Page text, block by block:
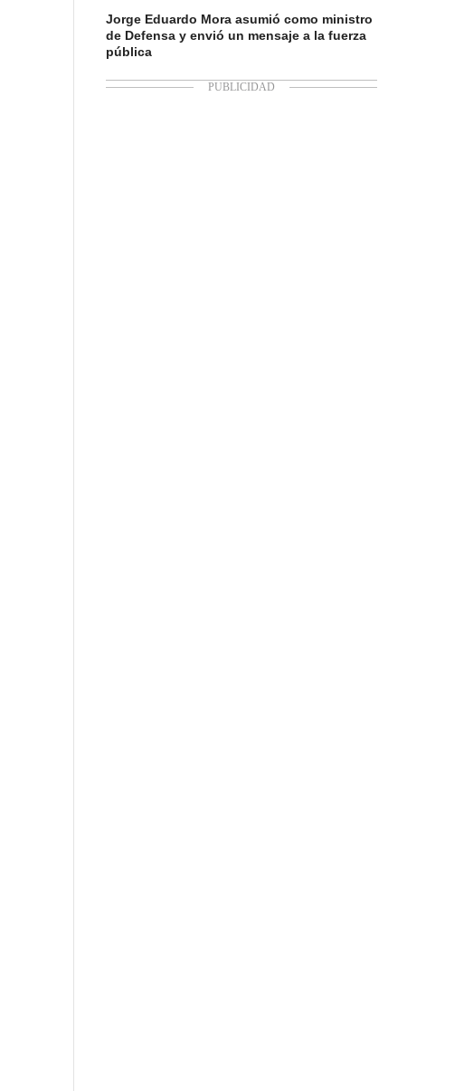
Jorge Eduardo Mora asumió como ministro
de Defensa y envió un mensaje a la fuerza
pública